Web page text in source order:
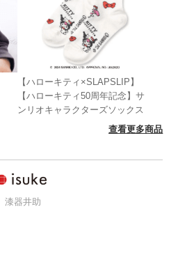
【ハローキティ×SLAPSLIP】
【ハローキティ50周年記念】サ
ンリオキャラクターズソックス
查看更多商品
漆器井助